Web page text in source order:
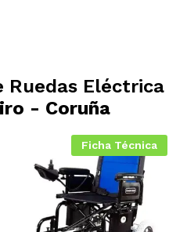
Ruedas Eléctrica
- Coruña
Ficha Técnica